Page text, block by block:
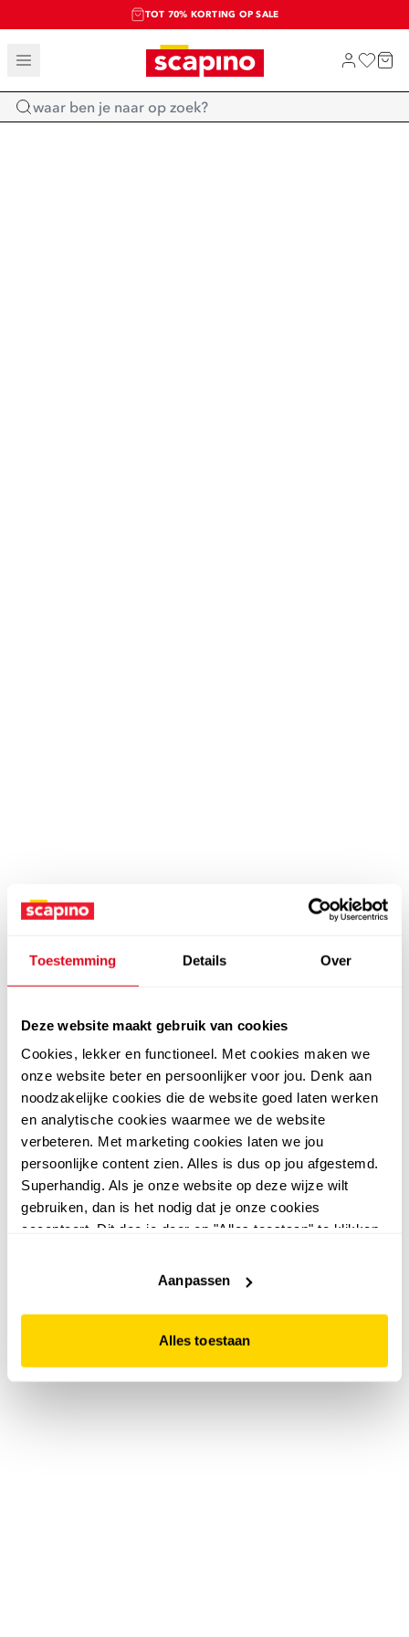
Toestemming Details Over
Deze website maakt gebruik van cookies
Cookies, lekker en functioneel. Met cookies maken we
onze website beter en persoonlijker voor jou. Denk aan
noodzakelijke cookies die de website goed laten werken
en analytische cookies waarmee we de website
verbeteren. Met marketing cookies laten we jou
persoonlijke content zien. Alles is dus op jou afgestemd.
Superhandig. Als je onze website op deze wijze wilt
gebruiken, dan is het nodig dat je onze cookies
accepteert. Dit doe je door op "Alles toestaan" te klikken.
website niet optimaal functioneert.
Aanpassen
Alles toestaan
TOT 70% KORTING OP SALE
SALE: LAATSTE KANS!
SHOP NIEUW
Home